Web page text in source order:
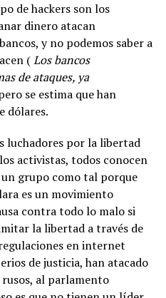
de hackers son los
dinero atacan
y no podemos saber a
(Los bancos
de ataques, ya
se estima que han
dólares.
luchadores por la libertad
activistas, todos conocen
grupo como tal porque
es un movimiento
contra todo lo malo si
la libertad a través de
en internet
de justicia, han atacado
al parlamento